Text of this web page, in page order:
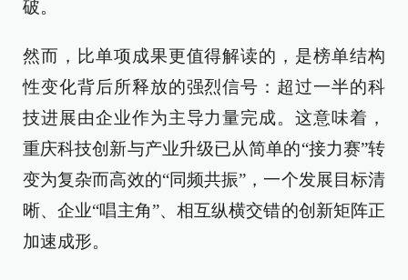
破。
然而，比单项成果更值得解读的，是榜单结构
性变化背后所释放的强烈信号：超过一半的科
技进展由企业作为主导力量完成。这意味着，
重庆科技创新与产业升级已从简单的“接力赛”转
变为复杂而高效的“同频共振”，一个发展目标清
晰、企业“唱主角”、相互纵横交错的创新矩阵正
加速成形。